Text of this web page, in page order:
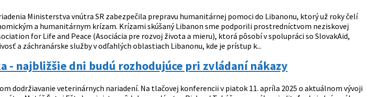
Ministerstva vnútra SR zabezpečila prepravu humanitárnej pomoci do Libanonu, ktorý už roky čelí
a humanitárnym krízam. Krízami skúšaný Libanon sme podporili prostredníctvom neziskovej
for Life and Peace (Asociácia pre rozvoj života a mieru), ktorá pôsobí v spolupráci so SlovakAid,
a záchranárske služby v odľahlých oblastiach Libanonu, kde je prístup k...
- najbližšie dni budú rozhodujúce pri zvládaní nákazy
dodržiavanie veterinárnych nariadení. Na tlačovej konferencii v piatok 11. apríla 2025 o aktuálnom vývoji